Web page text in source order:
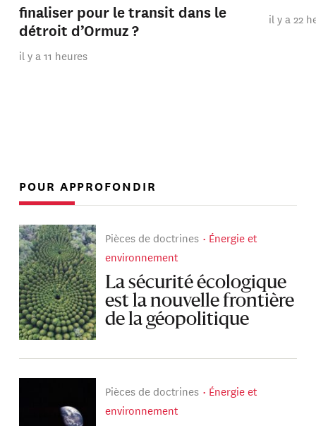
finaliser pour le transit dans le
détroit d’Ormuz ?
il y a 11 heures
il y a 22
POUR APPROFONDIR
Pièces de doctrines
Énergie et
environnement
La sécurité écologique
est la nouvelle frontière
de la géopolitique
Pièces de doctrines
Énergie et
environnement